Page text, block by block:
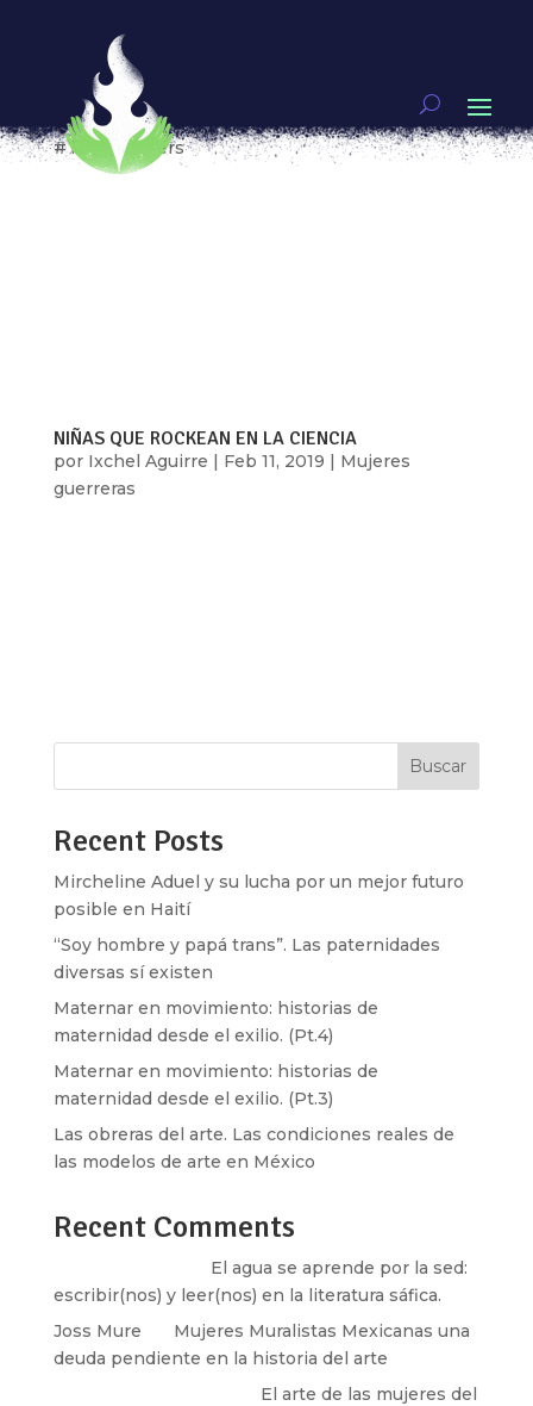
¡Genias! Antígona Segura. Nuevos mundos
habitables y feminismo
porEve Alcalá González
#Technolovers
NIÑAS QUE ROCKEAN EN LA CIENCIA
por Ixchel Aguirre | Feb 11, 2019 | Mujeres
guerreras
Buscar
Recent Posts
Mircheline Aduel y su lucha por un mejor futuro
posible en Haití
“Soy hombre y papá trans”. Las paternidades
diversas sí existen
Maternar en movimiento: historias de
maternidad desde el exilio. (Pt.4)
Maternar en movimiento: historias de
maternidad desde el exilio. (Pt.3)
Las obreras del arte. Las condiciones reales de
las modelos de arte en México
Recent Comments
El agua se aprende por la sed:
escribir(nos) y leer(nos) en la literatura sáfica.
Joss Mure
Mujeres Muralistas Mexicanas una
deuda pendiente en la historia del arte
El arte de las mujeres del